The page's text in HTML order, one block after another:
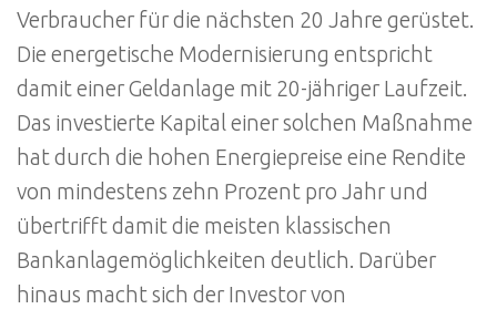
Verbraucher für die nächsten 20 Jahre gerüstet.
Die energetische Modernisierung entspricht
damit einer Geldanlage mit 20-jähriger Laufzeit.
Das investierte Kapital einer solchen Maßnahme
hat durch die hohen Energiepreise eine Rendite
von mindestens zehn Prozent pro Jahr und
übertrifft damit die meisten klassischen
Bankanlagemöglichkeiten deutlich. Darüber
hinaus macht sich der Investor von